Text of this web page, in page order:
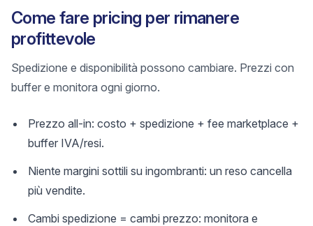
Come fare pricing per rimanere
profittevole
Spedizione e disponibilità possono cambiare. Prezzi con
buffer e monitora ogni giorno.
Prezzo all-in: costo + spedizione + fee marketplace +
buffer IVA/resi.
Niente margini sottili su ingombranti: un reso cancella
più vendite.
Cambi spedizione = cambi prezzo: monitora e